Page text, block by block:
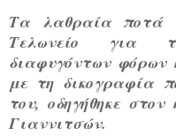
Τα λαθραία ποτά
Τελωνείο για
διαφυγόντων φόρων
με τη δικογραφία
του, οδηγήθηκε
Γιαννιτσών.